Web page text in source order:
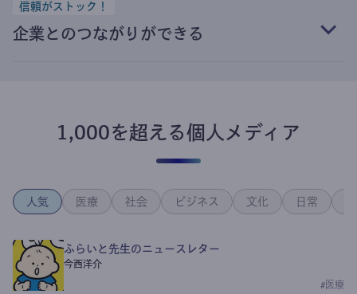
信頼がストック！
企業とのつながりができる
1,000を超える個人メディア
人気 医療 社会 ビジネス 文化 日常
ふらいと先生のニュースレター
今西洋介
# 医療